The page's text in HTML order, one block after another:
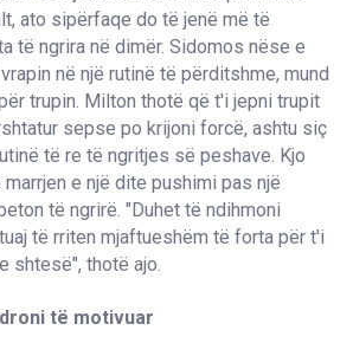
ato sipërfaqe do të jenë më të
të ngrira në dimër. Sidomos nëse e
në një rutinë të përditshme, mund
trupin. Milton thotë që t'i jepni trupit
sepse po krijoni forcë, ashtu siç
të re të ngritjes së peshave. Kjo
e një dite pushimi pas një
të ngrirë. "Duhet të ndihmoni
të rriten mjaftueshëm të forta për t'i
shtesë", thotë ajo.
të motivuar